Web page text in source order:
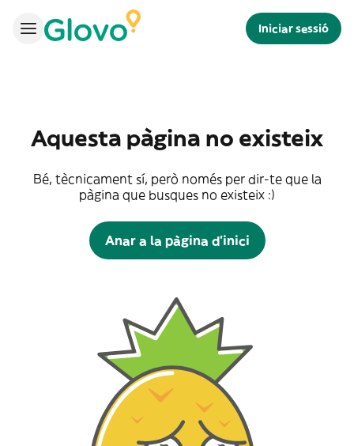
Iniciar sessió
Aquesta pàgina no existeix
Bé, tècnicament sí, però només per dir-te que la
pàgina que busques no existeix :)
Anar a la pàgina d'inici